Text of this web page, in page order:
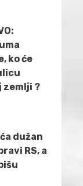
ko će
zemlji ?
dužan
RS, a